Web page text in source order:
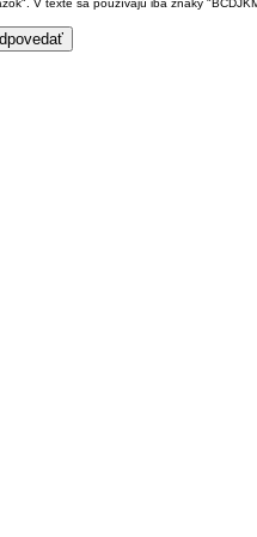
V texte sa používajú iba znaky